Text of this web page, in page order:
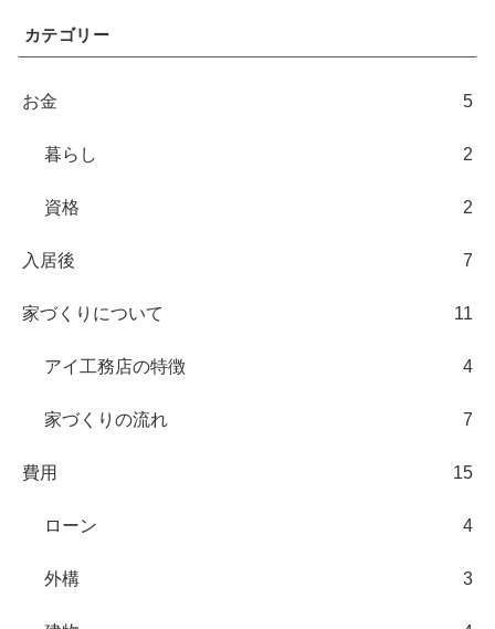
カテゴリー
お金 5
暮らし 2
資格 2
入居後 7
家づくりについて 11
アイ工務店の特徴 4
家づくりの流れ 7
費用 15
ローン 4
外構 3